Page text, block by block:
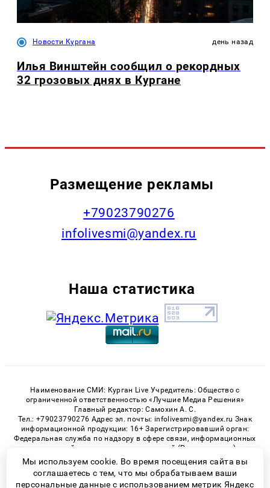
Новости Кургана день назад
Илья Винштейн сообщил о рекордных
32 грозовых днях в Кургане
Размещение рекламы
+79023790276
infolivesmi@yandex.ru
Наша статистика
Наименование СМИ: Курган Live Учредитель: Общество с
ограниченной ответственностью «Лучшие Медиа Решения»
Главный редактор: Самохин А. С.
Тел.: +79023790276 Адрес эл. почты: infolivesmi@yandex.ru Знак
информационной продукции: 16+ Зарегистрировавший орган:
Федеральная служба по надзору в сфере связи, информационных
технологий и массовых коммуникаций (Роскомнадзор)
Регистрационный номер СМИ ЭЛ № ФС 77 - 82535 от 21.01.2022
Мы используем cookie. Во время посещения сайта вы
соглашаетесь с тем, что мы обрабатываем ваши
персональные данные с использованием метрик Яндекс